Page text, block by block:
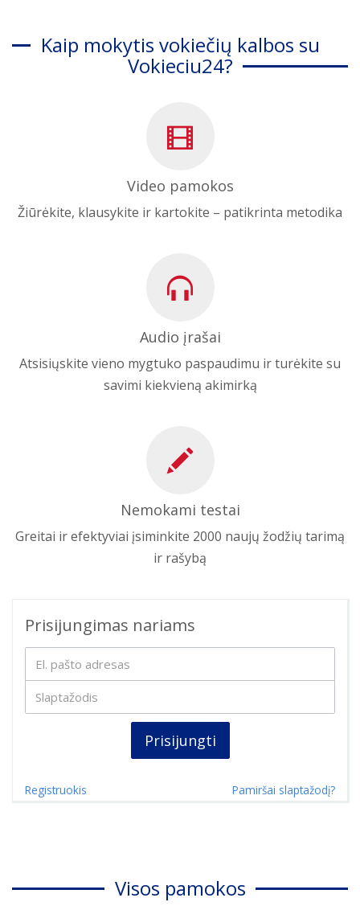
Kaip mokytis vokiečių kalbos su
Vokieciu24?
Video pamokos
Žiūrėkite, klausykite ir kartokite – patikrinta metodika
Audio įrašai
Atsisiųskite vieno mygtuko paspaudimu ir turėkite su
savimi kiekvieną akimirką
Nemokami testai
Greitai ir efektyviai įsiminkite 2000 naujų žodžių tarimą
ir rašybą
Prisijungimas nariams
Prisijungti
Registruokis Pamiršai slaptažodį?
Visos pamokos